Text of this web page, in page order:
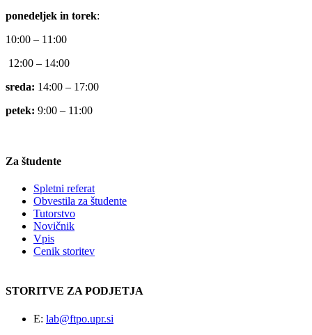
ponedeljek in torek:
10:00 – 11:00
12:00 – 14:00
sreda: 14:00 – 17:00
petek: 9:00 – 11:00
Za študente
Spletni referat
Obvestila za študente
Tutorstvo
Novičnik
Vpis
Cenik storitev
STORITVE ZA PODJETJA
E: lab@ftpo.upr.si